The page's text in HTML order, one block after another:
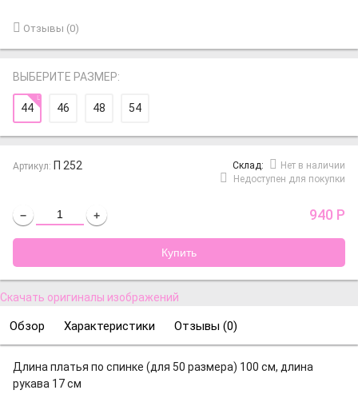
Отзывы (0)
ВЫБЕРИТЕ РАЗМЕР:
44 46 48 54
Артикул: П 252 Cклад:
Нет в наличии
Недоступен для покупки
− + 940 Р
Скачать оригиналы изображений
Обзор Характеристики Отзывы (0)
Длина платья по спинке (для 50 размера) 100 см, длина
рукава 17 см